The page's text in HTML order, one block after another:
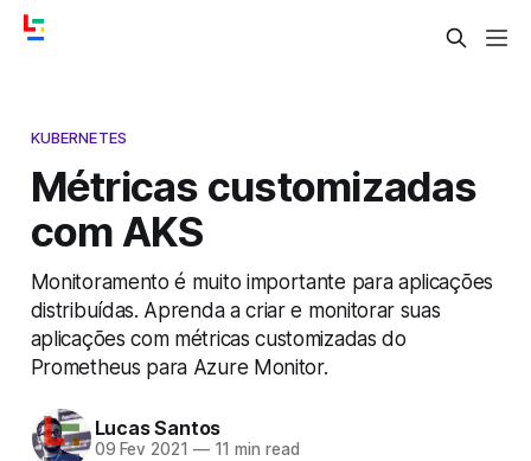
KUBERNETES
Métricas customizadas
com AKS
Monitoramento é muito importante para aplicações
distribuídas. Aprenda a criar e monitorar suas
aplicações com métricas customizadas do
Prometheus para Azure Monitor.
Lucas Santos
09 Fev 2021 —11 min read